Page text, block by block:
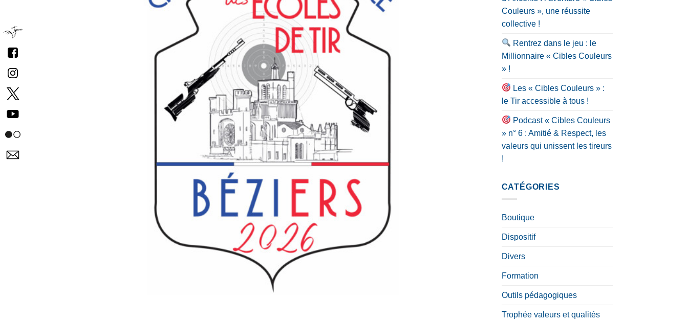
Couleurs », une réussite
collective !
Rentrez dans le jeu : le
Millionnaire « Cibles Couleurs
» !
Les « Cibles Couleurs » :
le Tir accessible à tous !
Podcast « Cibles Couleurs
» n° 6 : Amitié & Respect, les
valeurs qui unissent les tireurs
!
CATÉGORIES
Boutique
Dispositif
Divers
Formation
Outils pédagogiques
Trophée valeurs et qualités